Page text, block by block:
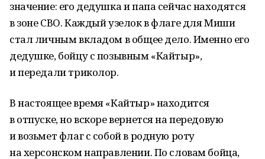
значение: его дедушка и папа сейчас находятся
в зоне СВО. Каждый узелок в флаге для Миши
стал личным вкладом в общее дело. Именно его
дедушке, бойцу с позывным «Кайтыр»,
и передали триколор.
В настоящее время «Кайтыр» находится
в отпуске, но вскоре вернется на передовую
и возьмет флаг с собой в родную роту
на херсонском направлении. По словам бойца,